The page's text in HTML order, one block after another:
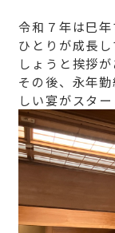
令和７年は巳
ひとりが成長
しょうと挨拶が
その後、永年
しい宴がスター